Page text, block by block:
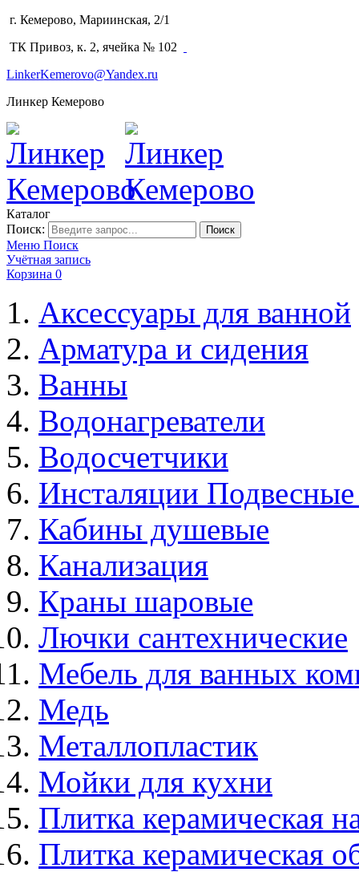
г. Кемерово, Мариинская, 2/1
ТК Привоз, к. 2, ячейка № 102
LinkerKemerovo@Yandex.ru
Линкер Кемерово
Каталог
Поиск:
Поиск
Меню Поиск
Учётная запись
Корзина 0
Аксессуары для ванной
Арматура и сидения
Ванны
Водонагреватели
Водосчетчики
Инсталяции
Кабины душевые
Канализация
Краны шаровые
Лючки сантехнические
Мебель для ванных
Медь
Металлопластик
Мойки для кухни
Плитка керамическая
Плитка керамическая